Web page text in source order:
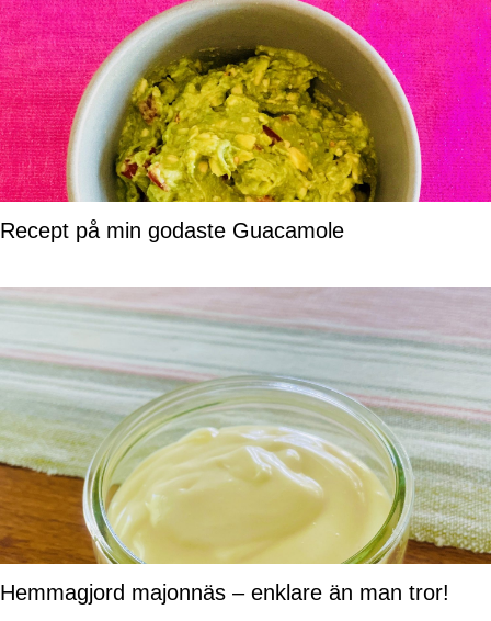
Recept på min godaste Guacamole
Hemmagjord majonnäs – enklare än man tror!